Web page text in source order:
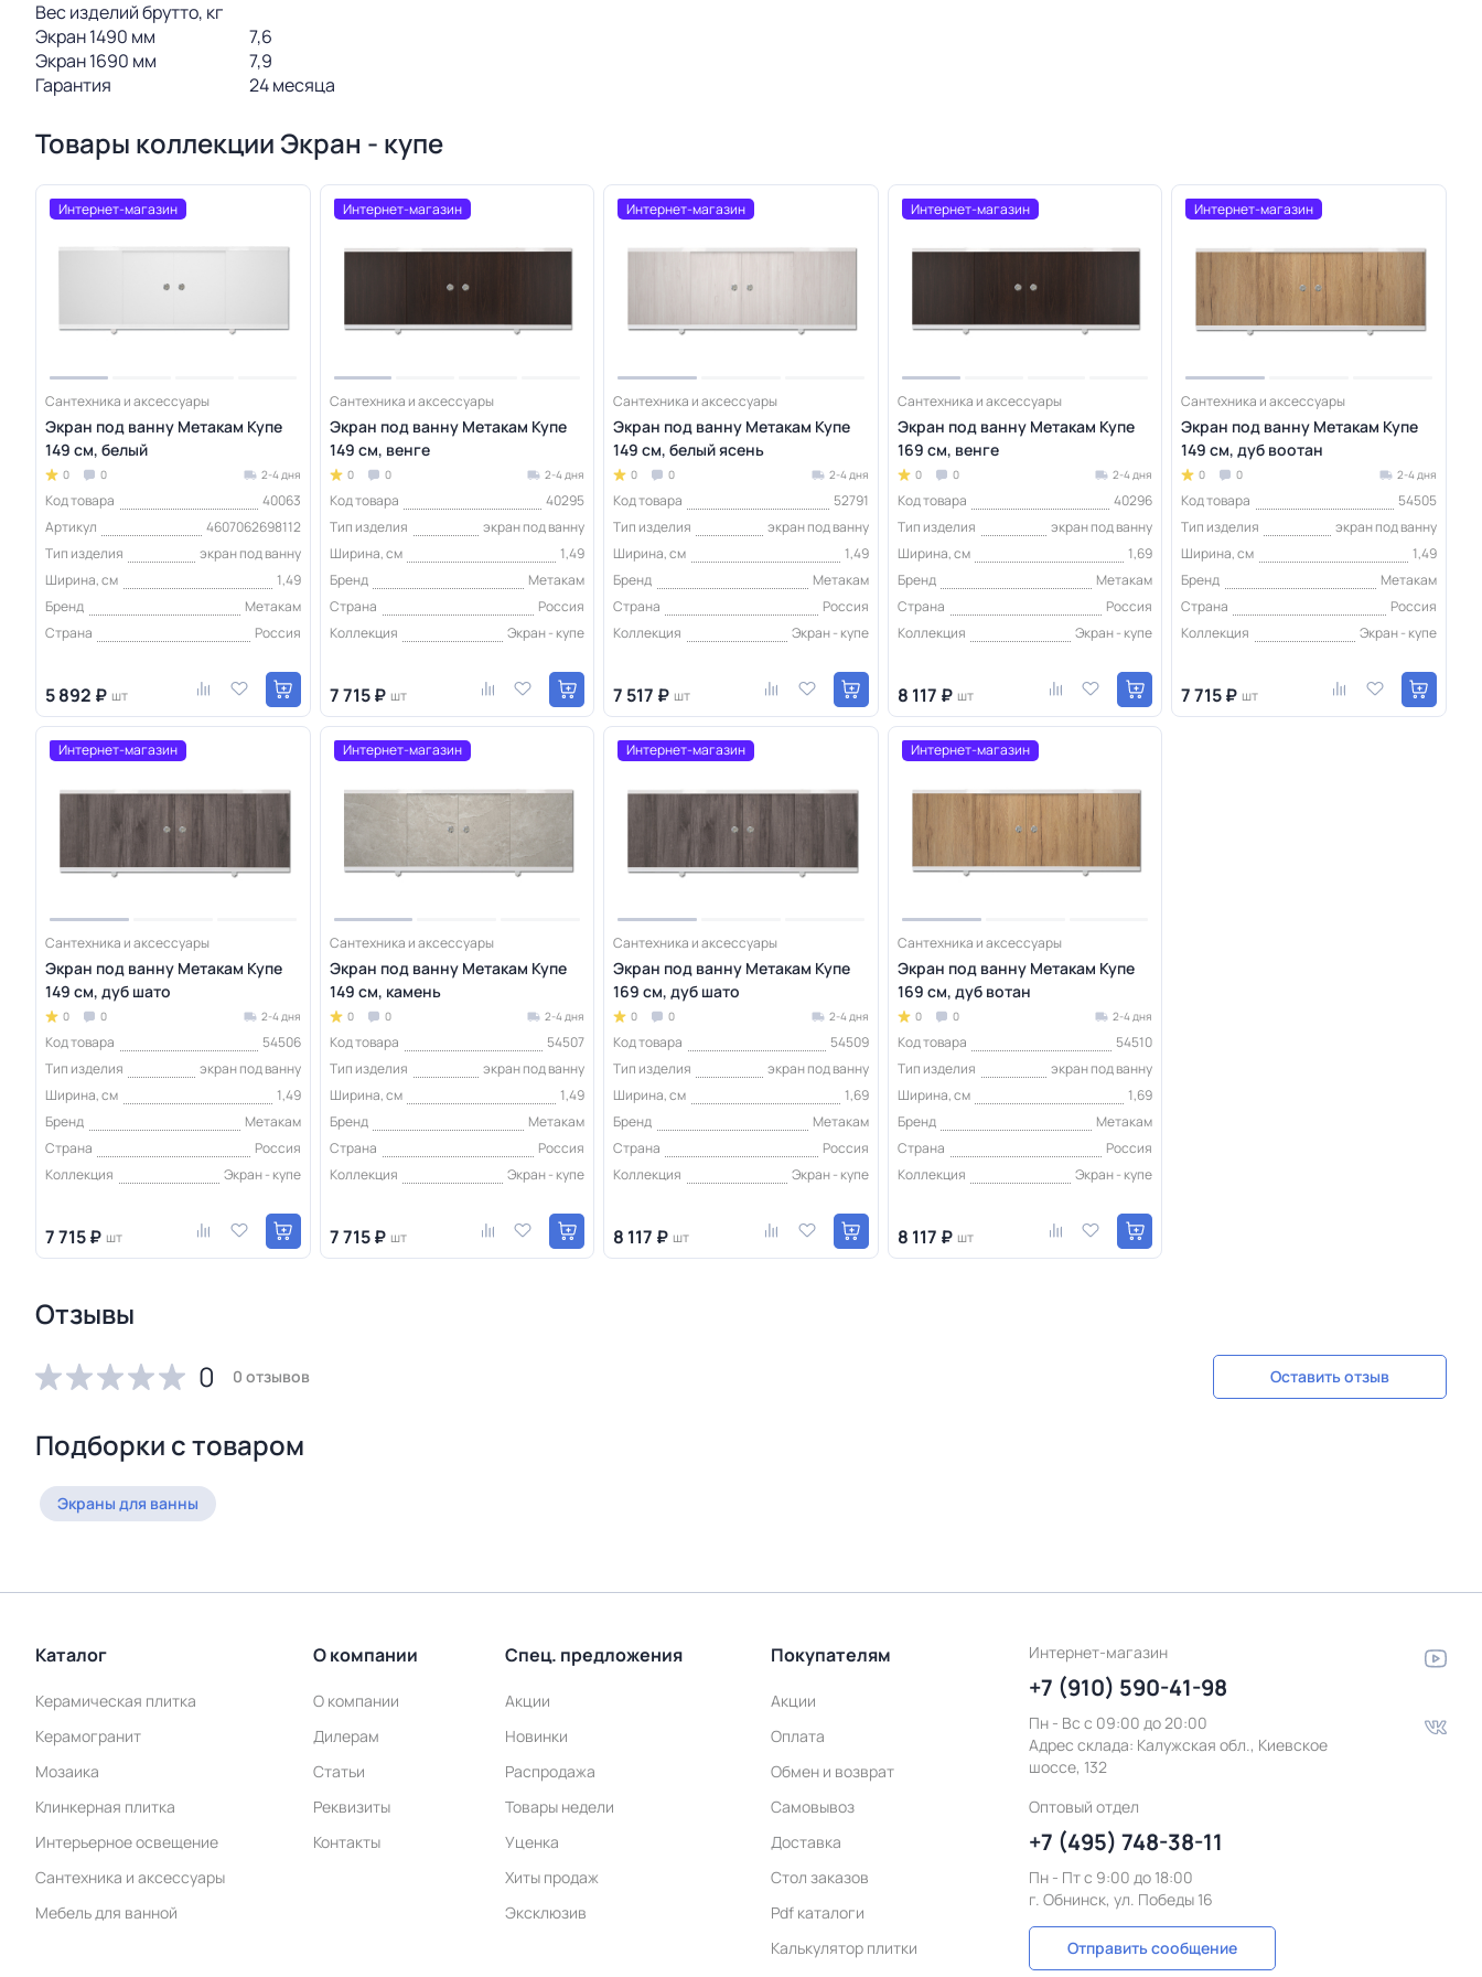
Вес изделий брутто, кг
Экран 1490 мм
7,6
Экран 1690 мм
7,9
Гарантия
24 месяца
Товары коллекции Экран - купе
Интернет-магазин
Сантехника и аксессуары
Экран под ванну Метакам Купе
149 см, белый
0 0 2-4 дня
Код товара
40063
Артикул
4607062698112
Тип изделия
экран под ванну
Ширина, см
1,49
Бренд
Метакам
Страна
Россия
5 892 ₽ шт
Интернет-магазин
Сантехника и аксессуары
Экран под ванну Метакам Купе
149 см, венге
0 0 2-4 дня
Код товара
40295
Тип изделия
экран под ванну
Ширина, см
1,49
Бренд
Метакам
Страна
Россия
Коллекция
Экран - купе
7 715 ₽ шт
Интернет-магазин
Сантехника и аксессуары
Экран под ванну Метакам Купе
149 см, белый ясень
0 0 2-4 дня
Код товара
52791
Тип изделия
экран под ванну
Ширина, см
1,49
Бренд
Метакам
Страна
Россия
Коллекция
Экран - купе
7 517 ₽ шт
Интернет-магазин
Сантехника и аксессуары
Экран под ванну Метакам Купе
169 см, венге
0 0 2-4 дня
Код товара
40296
Тип изделия
экран под ванну
Ширина, см
1,69
Бренд
Метакам
Страна
Россия
Коллекция
Экран - купе
8 117 ₽ шт
Интернет-магазин
Сантехника и аксессуары
Экран под ванну Метакам Купе
149 см, дуб воотан
0 0 2-4 дня
Код товара
54505
Тип изделия
экран под ванну
Ширина, см
1,49
Бренд
Метакам
Страна
Россия
Коллекция
Экран - купе
7 715 ₽ шт
Интернет-магазин
Сантехника и аксессуары
Экран под ванну Метакам Купе
149 см, дуб шато
0 0 2-4 дня
Код товара
54506
Тип изделия
экран под ванну
Ширина, см
1,49
Бренд
Метакам
Страна
Россия
Коллекция
Экран - купе
7 715 ₽ шт
Интернет-магазин
Сантехника и аксессуары
Экран под ванну Метакам Купе
149 см, камень
0 0 2-4 дня
Код товара
54507
Тип изделия
экран под ванну
Ширина, см
1,49
Бренд
Метакам
Страна
Россия
Коллекция
Экран - купе
7 715 ₽ шт
Интернет-магазин
Сантехника и аксессуары
Экран под ванну Метакам Купе
169 см, дуб шато
0 0 2-4 дня
Код товара
54509
Тип изделия
экран под ванну
Ширина, см
1,69
Бренд
Метакам
Страна
Россия
Коллекция
Экран - купе
8 117 ₽ шт
Интернет-магазин
Сантехника и аксессуары
Экран под ванну Метакам Купе
169 см, дуб вотан
0 0 2-4 дня
Код товара
54510
Тип изделия
экран под ванну
Ширина, см
1,69
Бренд
Метакам
Страна
Россия
Коллекция
Экран - купе
8 117 ₽ шт
Отзывы
0
0 отзывов Оставить отзыв
Подборки с товаром
Экраны для ванны
Каталог
Керамическая плитка
Керамогранит
Мозаика
Клинкерная плитка
Интерьерное освещение
Сантехника и аксессуары
Мебель для ванной
О компании
О компании
Дилерам
Статьи
Реквизиты
Контакты
Спец. предложения
Акции
Новинки
Распродажа
Товары недели
Уценка
Хиты продаж
Эксклюзив
Покупателям
Акции
Оплата
Обмен и возврат
Самовывоз
Доставка
Стол заказов
Pdf каталоги
Калькулятор плитки
Интернет-магазин
+7 (910) 590-41-98
Пн - Вс с 09:00 до 20:00
Адрес склада: Калужская обл., Киевское
шоссе, 132
Оптовый отдел
+7 (495) 748-38-11
Пн - Пт c 9:00 до 18:00
г. Обнинск, ул. Победы 16
Отправить сообщение